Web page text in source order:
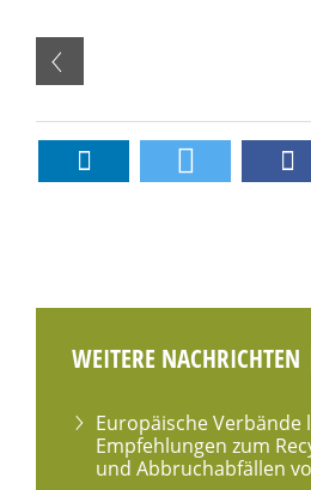
WEITERE
Europäische Verbände
Empfehlungen zum
und Abbruchabfällen